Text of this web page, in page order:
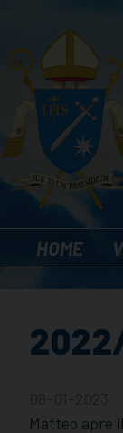
content
HOME
Matteo apre